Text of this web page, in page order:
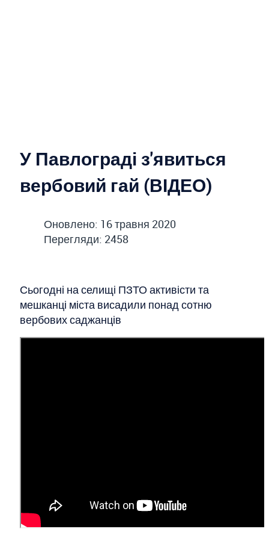
У Павлограді з'явиться
вербовий гай (ВІДЕО)
Оновлено: 16 травня 2020
Перегляди: 2458
Сьогодні на селищі ПЗТО активісти та
мешканці міста висадили понад сотню
вербових саджанців